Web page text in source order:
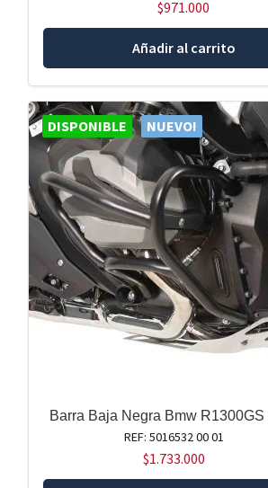
$971.000
Añadir al carrito
DISPONIBLE NUEVO!
Barra Baja Negra Bmw R1300GS
REF: 5016532 00 01
$1.733.000